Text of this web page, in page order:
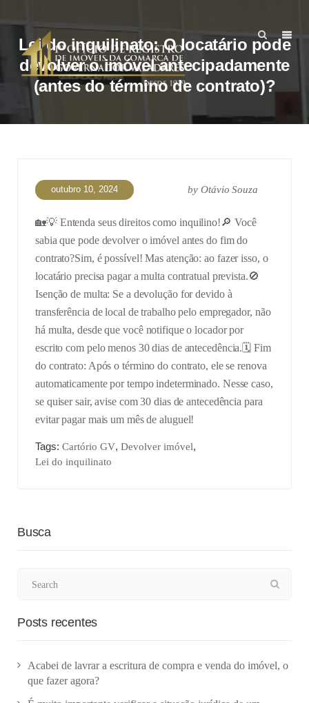
Lei do inquilinato: O locatário pode
devolver o imóvel antecipadamente
(antes do término de contrato)?
outubro 10, 2024 byOtávio Souza
🏡💡 Entenda seus direitos como inquilino!🔎 Você
sabia que pode devolver o imóvel antes do fim do
contrato?Sim, é possível! Mas atenção: ao fazer isso, o
locatário precisa pagar a multa contratual prevista.🚫
Isenção de multa: Se a devolução for devido à
transferência de local de trabalho pelo empregador, não
há multa, desde que você notifique o locador por
escrito com pelo menos 30 dias de antecedência.🗓️ Fim
do contrato: Após o término do contrato, ele se renova
automaticamente por tempo indeterminado. Nesse caso,
se quiser sair, avise com 30 dias de antecedência para
evitar pagar mais um mês de aluguel!
Tags: Cartório GV, Devolver imóvel,
Lei do inquilinato
Busca
Posts recentes
Acabei de lavrar a escritura de compra e venda do imóvel, o
que fazer agora?